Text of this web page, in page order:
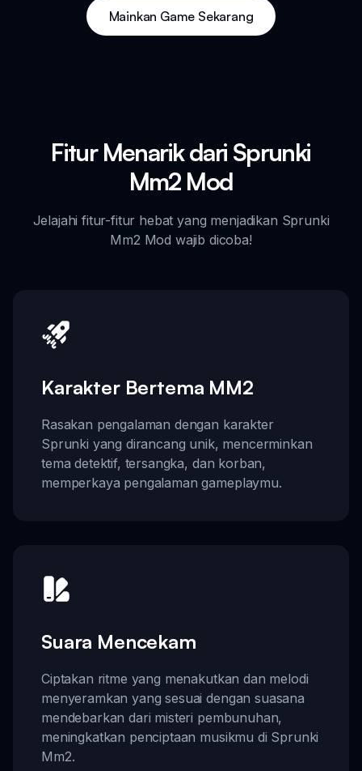
Mainkan Game Sekarang
Fitur Menarik dari Sprunki
Mm2 Mod
Jelajahi fitur-fitur hebat yang menjadikan Sprunki
Mm2 Mod wajib dicoba!
Karakter Bertema MM2
Rasakan pengalaman dengan karakter
Sprunki yang dirancang unik, mencerminkan
tema detektif, tersangka, dan korban,
memperkaya pengalaman gameplaymu.
Suara Mencekam
Ciptakan ritme yang menakutkan dan melodi
menyeramkan yang sesuai dengan suasana
mendebarkan dari misteri pembunuhan,
meningkatkan penciptaan musikmu di Sprunki
Mm2.